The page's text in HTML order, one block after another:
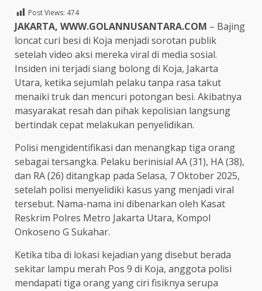
Post Views: 474
JAKARTA, WWW.GOLANNUSANTARA.COM – Bajing
loncat curi besi di Koja menjadi sorotan publik
setelah video aksi mereka viral di media sosial.
Insiden ini terjadi siang bolong di Koja, Jakarta
Utara, ketika sejumlah pelaku tanpa rasa takut
menaiki truk dan mencuri potongan besi. Akibatnya
masyarakat resah dan pihak kepolisian langsung
bertindak cepat melakukan penyelidikan.
Polisi mengidentifikasi dan menangkap tiga orang
sebagai tersangka. Pelaku berinisial AA (31), HA (38),
dan RA (26) ditangkap pada Selasa, 7 Oktober 2025,
setelah polisi menyelidiki kasus yang menjadi viral
tersebut. Nama-nama ini dibenarkan oleh Kasat
Reskrim Polres Metro Jakarta Utara, Kompol
Onkoseno G Sukahar.
Ketika tiba di lokasi kejadian yang disebut berada
sekitar lampu merah Pos 9 di Koja, anggota polisi
mendapati tiga orang yang ciri fisiknya serupa